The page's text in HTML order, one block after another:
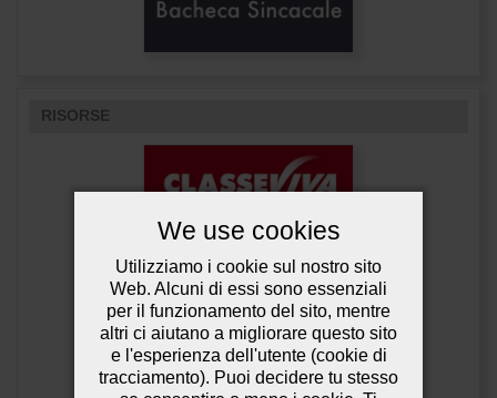
RISORSE
We use cookies
Utilizziamo i cookie sul nostro sito
Web. Alcuni di essi sono essenziali
per il funzionamento del sito, mentre
altri ci aiutano a migliorare questo sito
e l'esperienza dell'utente (cookie di
tracciamento). Puoi decidere tu stesso